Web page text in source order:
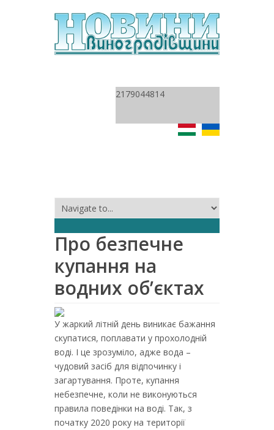
2179044814
Про безпечне
купання на
водних об’єктах
У жаркий літній день виникає бажання
скупатися, поплавати у прохолодній
воді. І це зрозуміло, адже вода –
чудовий засіб для відпочинку і
загартування. Проте, купання
небезпечне, коли не виконуються
правила поведінки на воді. Так, з
початку 2020 року на території